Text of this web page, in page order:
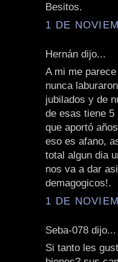
Besitos.
1 DE
Hernán dijo...
A mi me
nunca
jubilados y de
de esas tiene
que aportó
eso es afano,
total algun dia
nos va a dar
demagogicos!.
1 DE
Seba-078 dijo...
Si tanto les